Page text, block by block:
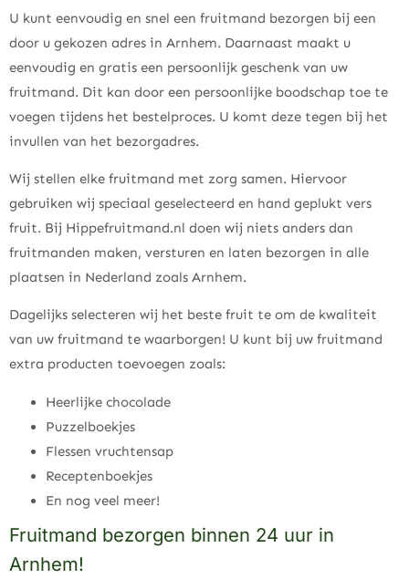
U kunt eenvoudig en snel een fruitmand bezorgen bij een
door u gekozen adres in Arnhem. Daarnaast maakt u
eenvoudig en gratis een persoonlijk geschenk van uw
fruitmand. Dit kan door een persoonlijke boodschap toe te
voegen tijdens het bestelproces. U komt deze tegen bij het
invullen van het bezorgadres.
Wij stellen elke fruitmand met zorg samen. Hiervoor
gebruiken wij speciaal geselecteerd en hand geplukt vers
fruit. Bij Hippefruitmand.nl doen wij niets anders dan
fruitmanden maken, versturen en laten bezorgen in alle
plaatsen in Nederland zoals Arnhem.
Dagelijks selecteren wij het beste fruit te om de kwaliteit
van uw fruitmand te waarborgen! U kunt bij uw fruitmand
extra producten toevoegen zoals:
Heerlijke chocolade
Puzzelboekjes
Flessen vruchtensap
Receptenboekjes
En nog veel meer!
Fruitmand bezorgen binnen 24 uur in
Arnhem!